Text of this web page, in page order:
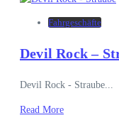
Fahrgeschäfte
Devil Rock –
Devil Rock - Straube...
Read More